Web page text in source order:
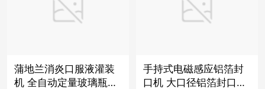
蒲地兰消炎口服液灌装
机 全自动定量玻璃瓶直
手持式电磁感应铝箔封
口机 大口径铝箔封口机